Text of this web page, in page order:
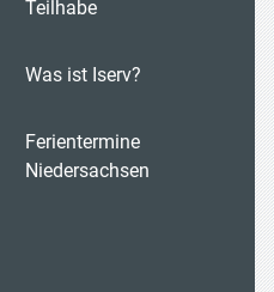
Teilhabe
Was ist Iserv?
Ferientermine
Niedersachsen